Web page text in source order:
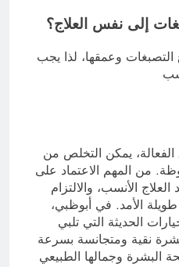
إلى نفس العلاج؟
وعمقها، لذا يجب
الفعالة، يمكن التخلص من
من المهم الاعتماد على
الأنسب، والالتزام
طويلة الأمد. في أبوظبي،
الحديثة التي تلبي
نقية ومتجانسة بسرعة